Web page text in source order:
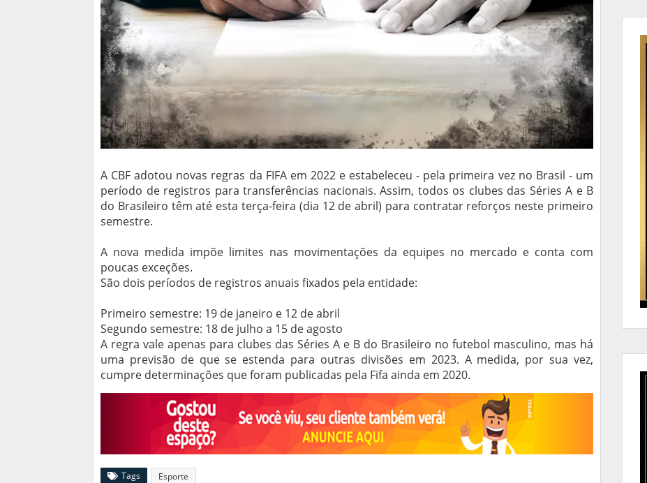
A CBF adotou novas regras da FIFA em 2022 e estabeleceu - pela primeira vez no Brasil - um
período de registros para transferências nacionais. Assim, todos os clubes das Séries A e B
do Brasileiro têm até esta terça-feira (dia 12 de abril) para contratar reforços neste primeiro
semestre.
A nova medida impõe limites nas movimentações da equipes no mercado e conta com
poucas exceções.
São dois períodos de registros anuais fixados pela entidade:
Primeiro semestre: 19 de janeiro e 12 de abril
Segundo semestre: 18 de julho a 15 de agosto
A regra vale apenas para clubes das Séries A e B do Brasileiro no futebol masculino, mas há
uma previsão de que se estenda para outras divisões em 2023. A medida, por sua vez,
cumpre determinações que foram publicadas pela Fifa ainda em 2020.
Tags Esporte